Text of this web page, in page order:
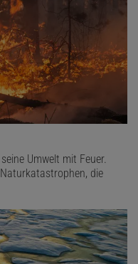
Umwelt mit Feuer.
die